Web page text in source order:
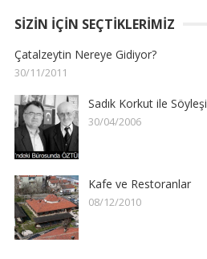
SIZIN İÇIN SEÇTIKLERIMIZ
Çatalzeytin Nereye Gidiyor?
30/11/2011
Sadık Korkut ile Söyleşi
30/04/2006
Kafe ve Restoranlar
08/12/2010